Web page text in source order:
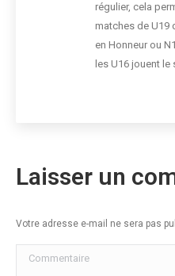
régulier, cela
matches de U19
en Honneur ou
les U16 jouent
Laisser un
Votre adresse e-mail ne sera pas
Commentaire